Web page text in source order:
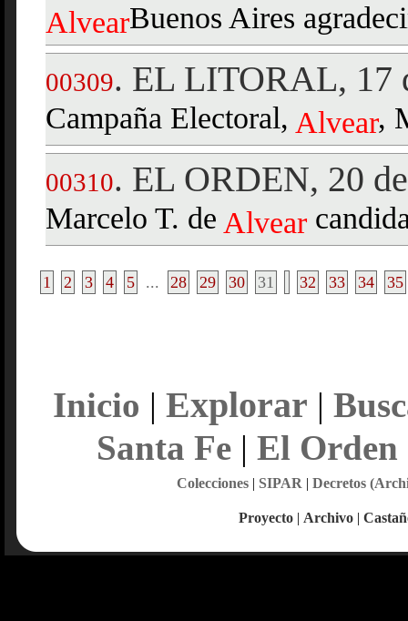
AlvearBuenos Aires
00309. EL LITORAL, 17
Campaña Electoral, Alvear,
00310. EL ORDEN, 20
Marcelo T. de Alvear
1 2 3 4 5 ... 28 29 30 31 32 33 34 35
Inicio | Explorar |
Santa Fe| El Orden
Colecciones| SIPAR | Decretos
Proyecto | Archivo |